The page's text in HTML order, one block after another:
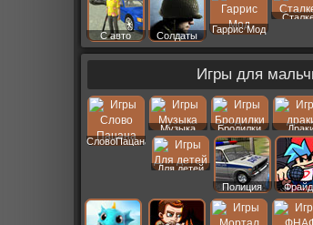
С авто Солдаты
Гаррис Мод
Игры для
СловоПацана
Музыка Бродилки
Для детей
Полиция